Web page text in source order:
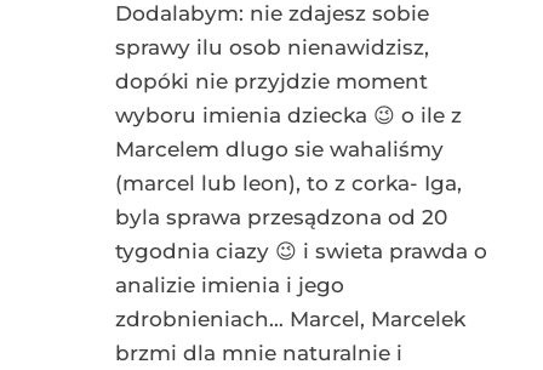
Dodalabym: nie zdajesz sobie
sprawy ilu osob nienawidzisz,
dopóki nie przyjdzie moment
wyboru imienia dziecka 😉 o ile z
Marcelem dlugo sie wahaliśmy
(marcel lub leon), to z corka- Iga,
byla sprawa przesądzona od 20
tygodnia ciazy 😉 i swieta prawda o
analizie imienia i jego
zdrobnieniach… Marcel, Marcelek
brzmi dla mnie naturalnie i